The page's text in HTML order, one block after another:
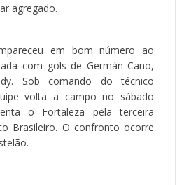
agregado.
em bom número ao
com gols de Germán Cano,
Sob comando do técnico
volta a campo no sábado
o Fortaleza pela terceira
Brasileiro. O confronto ocorre